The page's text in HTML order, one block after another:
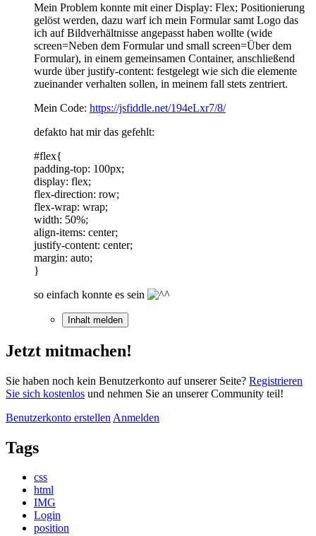
Mein Problem konnte mit einer Display: Flex; Positionierung
gelöst werden, dazu warf ich mein Formular samt Logo das
ich auf Bildverhältnisse angepasst haben wollte (wide
screen=Neben dem Formular und small screen=Über dem
Formular), in einem gemeinsamen Container, anschließend
wurde über justify-content: festgelegt wie sich die elemente
zueinander verhalten sollen, in meinem fall stets zentriert.
Mein Code: https://jsfiddle.net/194eLxr7/8/
defakto hat mir das gefehlt:
#flex{
padding-top: 100px;
display: flex;
flex-direction: row;
flex-wrap: wrap;
width: 50%;
align-items: center;
justify-content: center;
margin: auto;
}
so einfach konnte es sein
Inhalt melden
Jetzt mitmachen!
Sie haben noch kein Benutzerkonto auf unserer Seite? Registrieren
Sie sich kostenlos und nehmen Sie an unserer Community teil!
Benutzerkonto erstellen Anmelden
Tags
css
html
IMG
Login
position